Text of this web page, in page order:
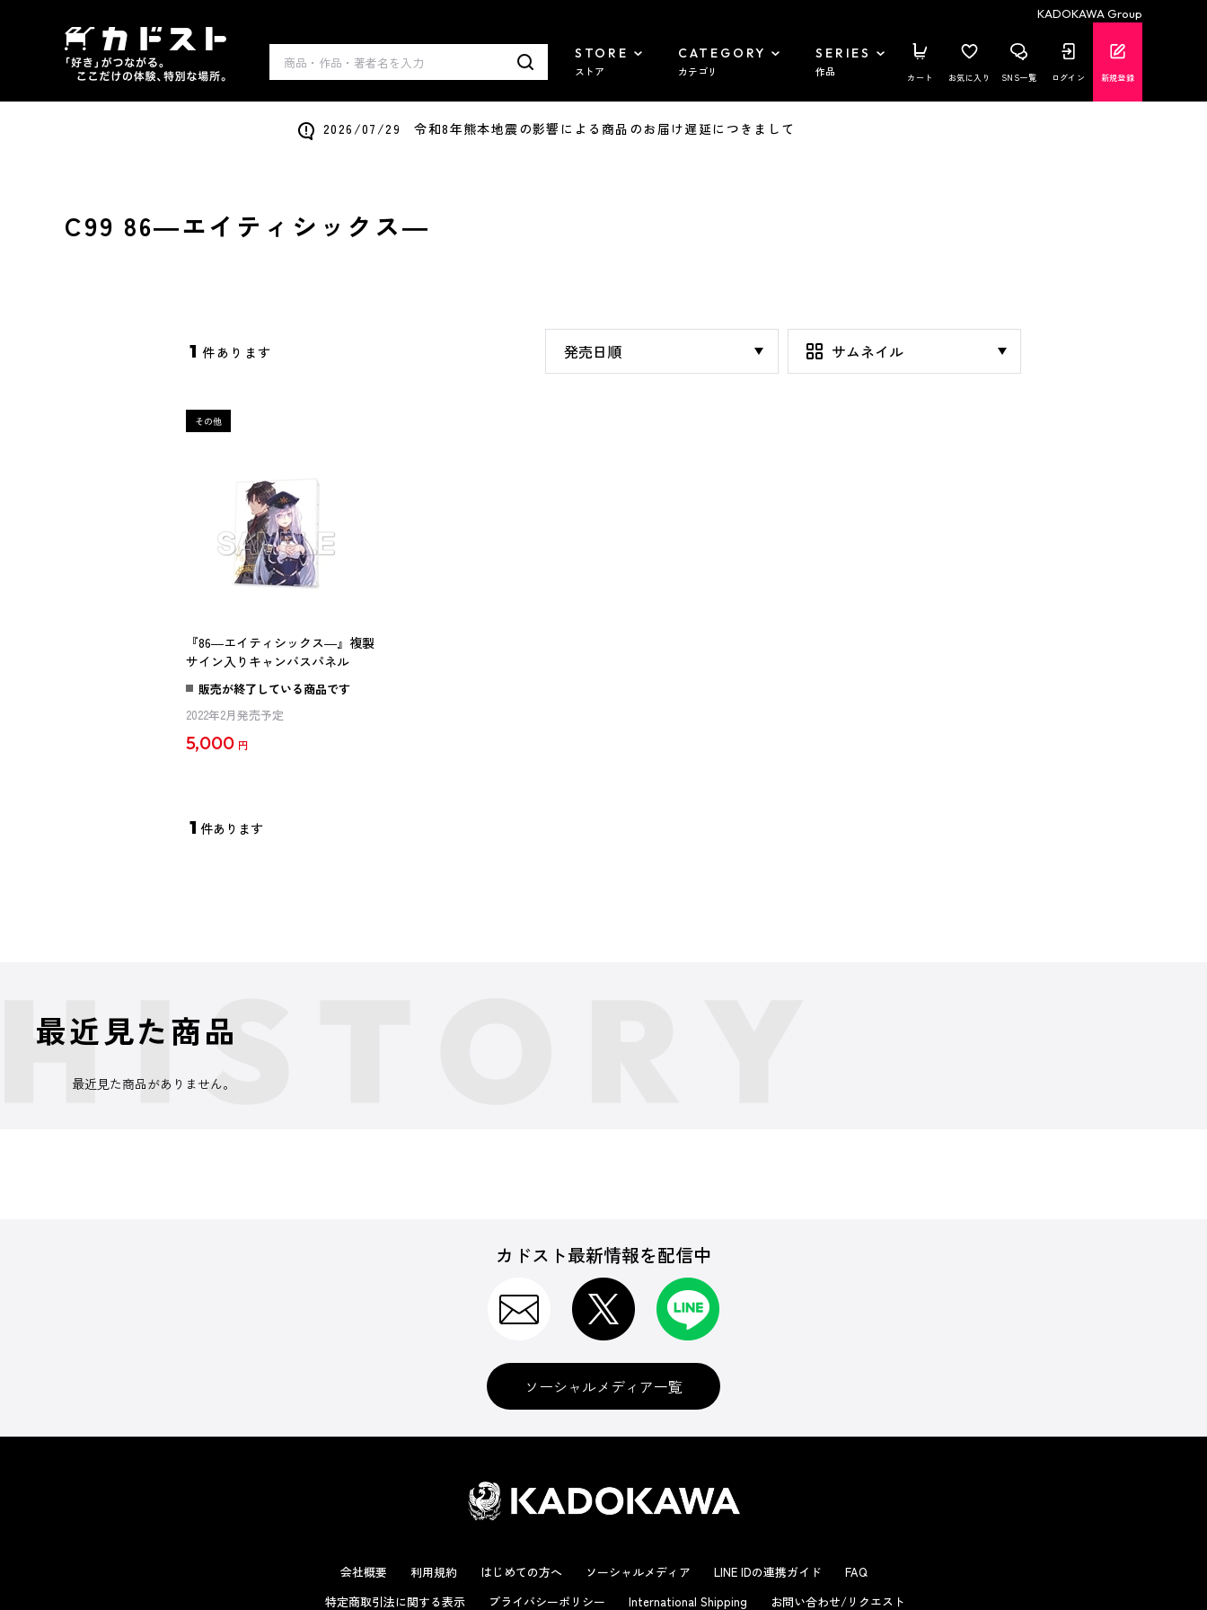
KADOKAWA Group
STORE
ストア
CATEGORY
カテゴリ
SERIES
作品 カート お気に入り SNS一覧 ログイン 新規登録
2026/07/29 令和8年熊本地震の影響による商品のお届け遅延につきまして
C99 86―エイティシックス―
1 件あります
『86―エイティシックス―』複製
サイン入りキャンバスパネル
販売が終了している商品です
2022年2月発売予定
5,000 円
1 件あります
最近見た商品
最近見た商品がありません。
カドスト最新情報を配信中
ソーシャルメディア一覧
会社概要 利用規約 はじめての方へ ソーシャルメディア LINE IDの連携ガイド
FAQ
特定商取引法に関する表示
プライバシーポリシー International Shipping お問い合わせ/リクエスト